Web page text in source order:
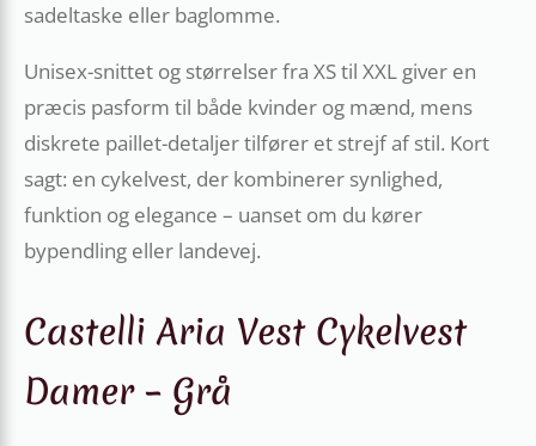
sadeltaske eller baglomme.
Unisex-snittet og størrelser fra XS til XXL giver en
præcis pasform til både kvinder og mænd, mens
diskrete paillet-detaljer tilfører et strejf af stil. Kort
sagt: en cykelvest, der kombinerer synlighed,
funktion og elegance – uanset om du kører
bypendling eller landevej.
Castelli Aria Vest Cykelvest
Damer – Grå